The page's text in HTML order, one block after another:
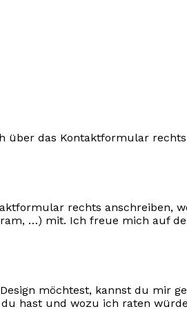
das Kontaktformular
rechts anschreiben,
…) mit. Ich freue mich auf
möchtest, kannst du mir
hast und wozu ich raten